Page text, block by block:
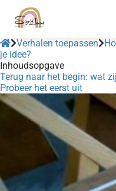
Verhalen toepassen
je idee?
Inhoudsopgave
Terug naar het begin: wat
Probeer het eerst uit